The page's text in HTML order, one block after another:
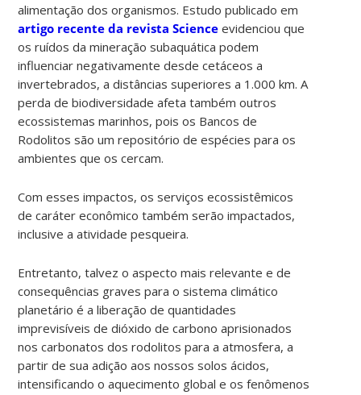
alimentação dos organismos. Estudo publicado em
artigo recente da revista Science evidenciou que
os ruídos da mineração subaquática podem
influenciar negativamente desde cetáceos a
invertebrados, a distâncias superiores a 1.000 km. A
perda de biodiversidade afeta também outros
ecossistemas marinhos, pois os Bancos de
Rodolitos são um repositório de espécies para os
ambientes que os cercam.
Com esses impactos, os serviços ecossistêmicos
de caráter econômico também serão impactados,
inclusive a atividade pesqueira.
Entretanto, talvez o aspecto mais relevante e de
consequências graves para o sistema climático
planetário é a liberação de quantidades
imprevisíveis de dióxido de carbono aprisionados
nos carbonatos dos rodolitos para a atmosfera, a
partir de sua adição aos nossos solos ácidos,
intensificando o aquecimento global e os fenômenos